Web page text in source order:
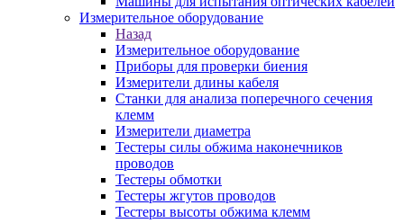
Измерительное оборудование
Назад
Измерительное оборудование
Приборы для проверки биения
Измерители длины кабеля
Станки для анализа поперечного сечения
клемм
Измерители диаметра
Тестеры силы обжима наконечников
проводов
Тестеры обмотки
Тестеры жгутов проводов
Тестеры высоты обжима клемм